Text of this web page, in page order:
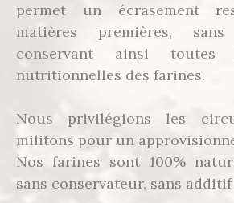
permet un écrasement
matières premières, sans
conservant ainsi toutes
nutritionnelles des farines.
Nous privilégions les
militons pour un
Nos farines sont 100%
sans conservateur, sans additif